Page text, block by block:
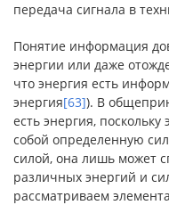
передача сигнала в
Понятие информация
энергии или даже
что энергия есть
энергия[63]). В
есть энергия,
собой определенную
силой, она лишь может
различных энергий и
рассматриваем